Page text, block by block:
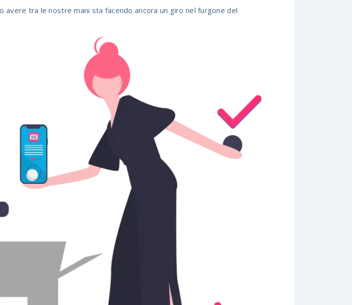
tra le nostre mani sta facendo ancora un giro nel furgone del